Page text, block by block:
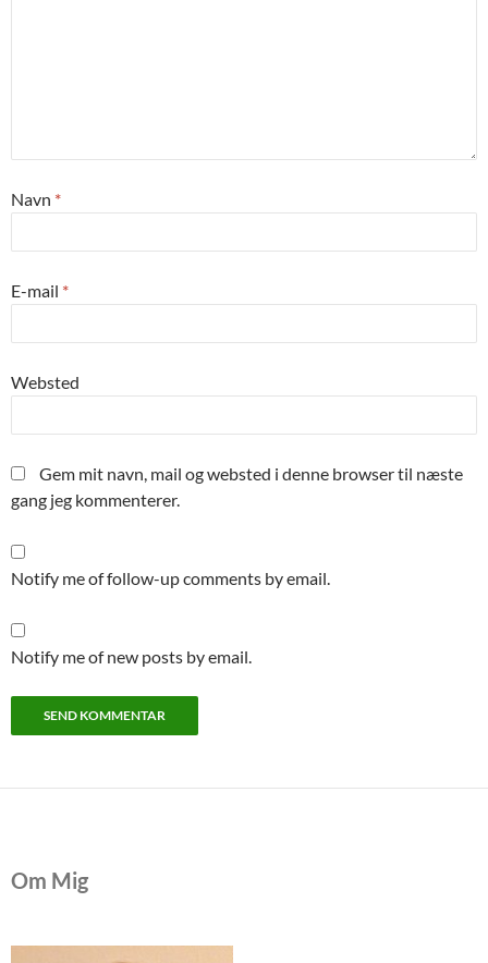
Navn *
E-mail *
Websted
Gem mit navn, mail og websted i denne browser til næste
gang jeg kommenterer.
Notify me of follow-up comments by email.
Notify me of new posts by email.
Om Mig